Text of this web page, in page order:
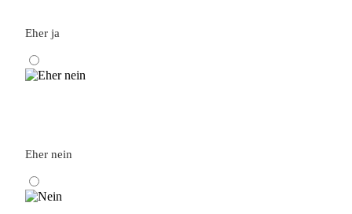
Eher ja
Eher nein